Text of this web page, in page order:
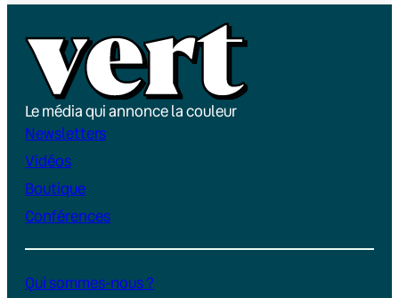
Le média qui annonce la couleur
Newsletters
Vidéos
Boutique
Conférences
Qui sommes-nous ?